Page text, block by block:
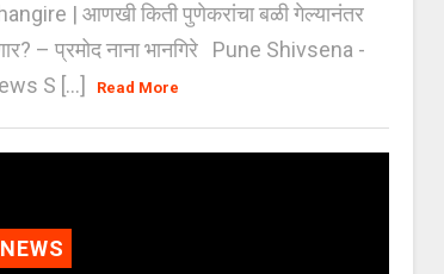
| आणखी किती पुणेकरांचा बळी गेल्यानंतर
– प्रमोद नाना भानगिरे Pune Shivsena -
S [...]
Read More